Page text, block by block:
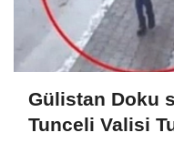
Gülistan Doku
Tunceli Valisi